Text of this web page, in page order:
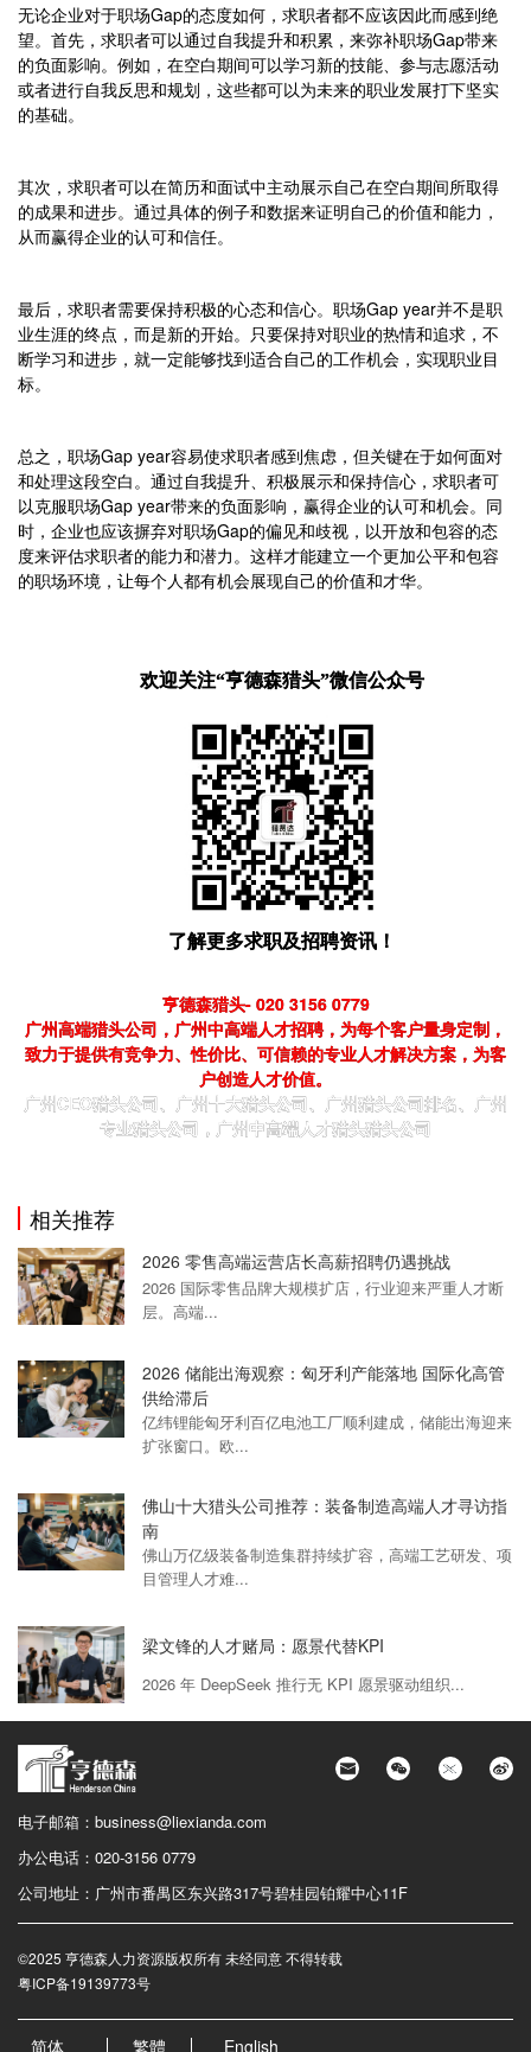
无论企业对于职场Gap的态度如何，求职者都不应该因此而感到绝
望。首先，求职者可以通过自我提升和积累，来弥补职场Gap带来
的负面影响。例如，在空白期间可以学习新的技能、参与志愿活动
或者进行自我反思和规划，这些都可以为未来的职业发展打下坚实
的基础。
其次，求职者可以在简历和面试中主动展示自己在空白期间所取得
的成果和进步。通过具体的例子和数据来证明自己的价值和能力，
从而赢得企业的认可和信任。
最后，求职者需要保持积极的心态和信心。职场Gap year并不是职
业生涯的终点，而是新的开始。只要保持对职业的热情和追求，不
断学习和进步，就一定能够找到适合自己的工作机会，实现职业目
标。
总之，职场Gap year容易使求职者感到焦虑，但关键在于如何面对
和处理这段空白。通过自我提升、积极展示和保持信心，求职者可
以克服职场Gap year带来的负面影响，赢得企业的认可和机会。同
时，企业也应该摒弃对职场Gap的偏见和歧视，以开放和包容的态
度来评估求职者的能力和潜力。这样才能建立一个更加公平和包容
的职场环境，让每个人都有机会展现自己的价值和才华。
欢迎关注“亨德森猎头”微信公众号
了解更多求职及招聘资讯！
亨德森猎头- 020 3156 0779
广州高端猎头公司，广州中高端人才招聘，为每个客户量身定制，
致力于提供有竞争力、性价比、可信赖的专业人才解决方案，为客
户创造人才价值。
广州CEO猎头公司、广州十大猎头公司、广州猎头公司排名、广州
专业猎头公司，广州中高端人才猎头猎头公司
相关推荐
2026 零售高端运营店长高薪招聘仍遇挑战
2026 国际零售品牌大规模扩店，行业迎来严重人才断
层。高端...
2026 储能出海观察：匈牙利产能落地 国际化高管
供给滞后
亿纬锂能匈牙利百亿电池工厂顺利建成，储能出海迎来
扩张窗口。欧...
佛山十大猎头公司推荐：装备制造高端人才寻访指
南
佛山万亿级装备制造集群持续扩容，高端工艺研发、项
目管理人才难...
梁文锋的人才赌局：愿景代替KPI
2026 年 DeepSeek 推行无 KPI 愿景驱动组织...
电子邮箱： business@liexianda.com
办公电话： 020-3156 0779
公司地址： 广州市番禺区东兴路317号碧桂园铂耀中心11F
©2025 亨德森人力资源版权所有 未经同意 不得转载
粤ICP备19139773号
简体 繁體 English